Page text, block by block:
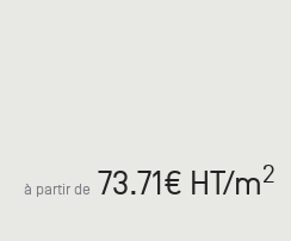
à partir de 73.71€ HT/m2
samedi
de